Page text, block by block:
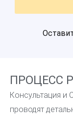
ПРОЦЕСС
Консультация и
проводят